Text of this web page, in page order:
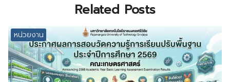
Related Posts
หน่วยงาน